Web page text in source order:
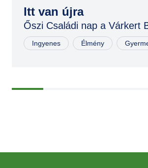
Itt van újra
Őszi Családi nap a Várkert
Ingyenes Élmény